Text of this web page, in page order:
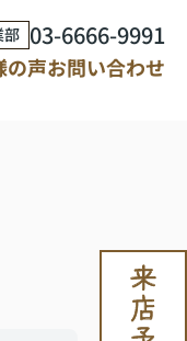
部 03-6666-9991
の声お問い合わせ